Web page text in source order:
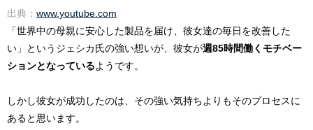
出典： www.youtube.com
「世界中の母親に安心した製品を届け、彼女達の毎日を改善した
い」というジェシカ氏の強い想いが、彼女が週85時間働くモチベー
ションとなっている ようです。
しかし彼女が成功したのは、その強い気持ちよりもそのプロセスに
あると思います。